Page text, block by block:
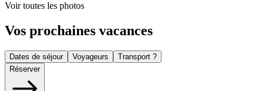
Voir toutes les photos
Vos prochaines vacances
Dates de séjour Voyageurs
Transport ?
Réserver